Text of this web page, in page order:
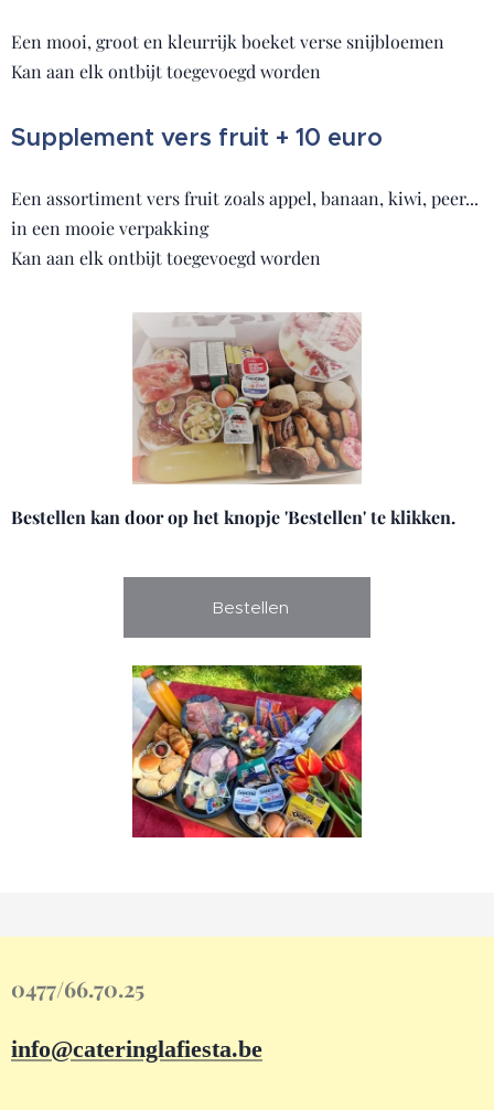
Een mooi, groot en kleurrijk boeket verse snijbloemen
Kan aan elk ontbijt toegevoegd worden
Supplement vers fruit + 10 euro
Een assortiment vers fruit zoals appel, banaan, kiwi, peer...
in een mooie verpakking
Kan aan elk ontbijt toegevoegd worden
Bestellen kan door op het knopje 'Bestellen' te klikken.
Bestellen
0477/66.70.25
info@cateringlafiesta.be